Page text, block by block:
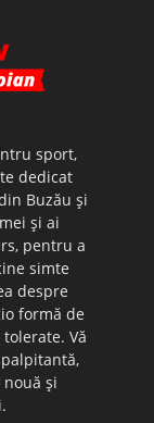
sport,
dedicat
Buzău şi
şi ai
pentru a
simte
despre
formă de
Vă
şi